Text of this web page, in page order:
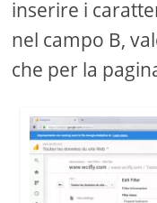
inserire i
nel campo B,
che per la